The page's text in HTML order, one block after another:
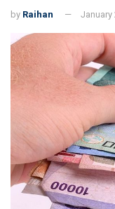
by Raihan January